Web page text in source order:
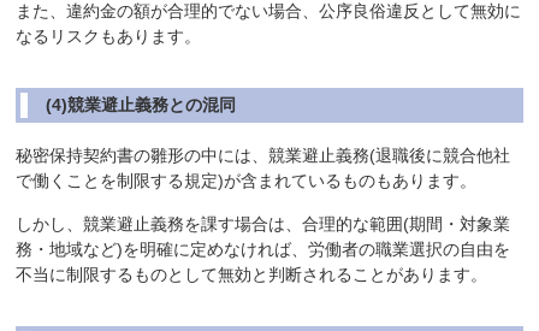
また、違約金の額が合理的でない場合、公序良俗違反として無効に
なるリスクもあります。
(4)競業避止義務との混同
秘密保持契約書の雛形の中には、競業避止義務(退職後に競合他社
で働くことを制限する規定)が含まれているものもあります。
しかし、競業避止義務を課す場合は、合理的な範囲(期間・対象業
務・地域など)を明確に定めなければ、労働者の職業選択の自由を
不当に制限するものとして無効と判断されることがあります。